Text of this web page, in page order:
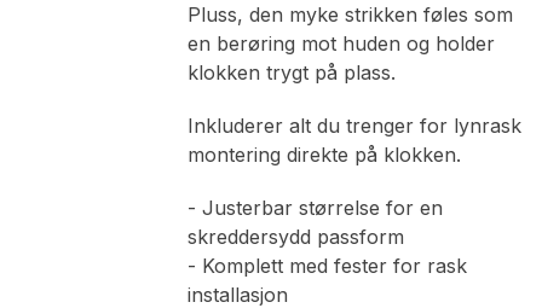
Pluss, den myke strikken føles som
en berøring mot huden og holder
klokken trygt på plass.
Inkluderer alt du trenger for lynrask
montering direkte på klokken.
- Justerbar størrelse for en
skreddersydd passform
- Komplett med fester for rask
installasjon